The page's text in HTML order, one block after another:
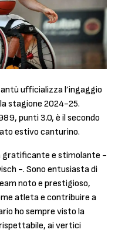
ufficializza l’ingaggio
stagione 2024-25.
punti 3.0, è il secondo
estivo canturino.
gratificante e stimolante -
-. Sono entusiasta di
noto e prestigioso,
atleta e contribuire a
ho sempre visto la
ai vertici